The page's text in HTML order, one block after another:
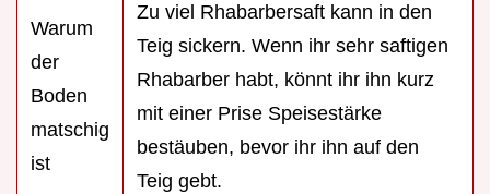
Warum
der
Boden
matschig
ist
Zu viel Rhabarbersaft kann in den
Teig sickern. Wenn ihr sehr saftigen
Rhabarber habt, könnt ihr ihn kurz
mit einer Prise Speisestärke
bestäuben, bevor ihr ihn auf den
Teig gebt.